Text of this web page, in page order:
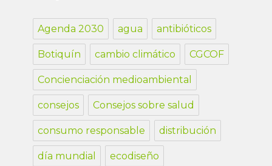
Agenda 2030 agua antibióticos
Botiquín cambio climático CGCOF
Concienciación medioambiental
consejos Consejos sobre salud
consumo responsable distribución
día mundial ecodiseño